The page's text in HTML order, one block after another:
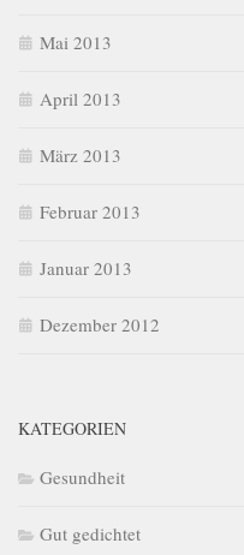
Mai 2013
April 2013
März 2013
Februar 2013
Januar 2013
Dezember 2012
KATEGORIEN
Gesundheit
Gut gedichtet